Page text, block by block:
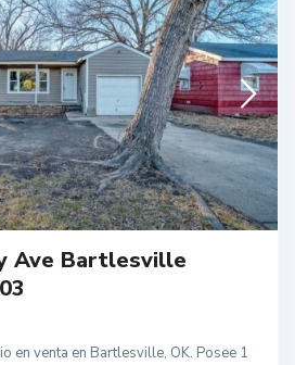
Ave Bartlesville
en venta en Bartlesville, OK. Posee 1